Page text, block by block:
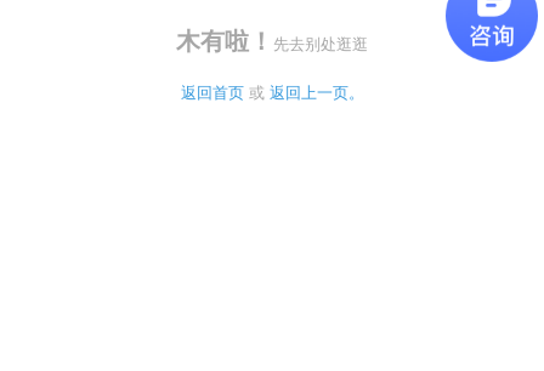
木有啦！ 先去别处逛逛
返回首页 或 返回上一页。